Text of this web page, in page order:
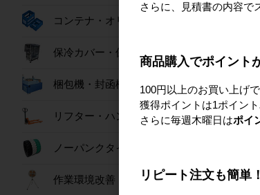
コンテナ・オリコン
保冷カバー・保冷ボックス
梱包機・封函機
リフター・ハンドパレット
ノーパンクタイヤ
作業環境改善
さらに、見積書の内容で
商品購入でポイント
100円以上のお買い上げ
獲得ポイントは1ポイン
さらに毎週木曜日はポイ
リピート注文も簡単